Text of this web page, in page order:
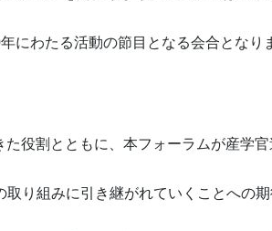
にわたる活動の節目となる会合となり
役割とともに、本フォーラムが産学
り組みに引き継がれていくことへの